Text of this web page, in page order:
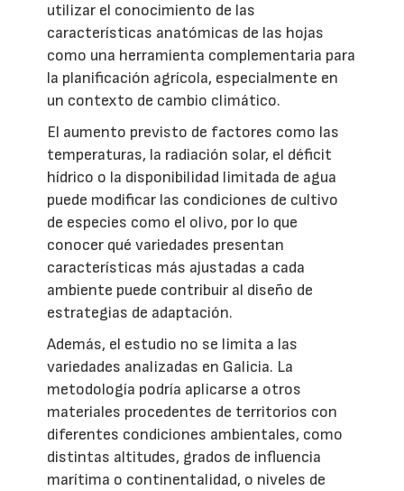
utilizar el conocimiento de las
características anatómicas de las hojas
como una herramienta complementaria para
la planificación agrícola, especialmente en
un contexto de cambio climático.
El aumento previsto de factores como las
temperaturas, la radiación solar, el déficit
hídrico o la disponibilidad limitada de agua
puede modificar las condiciones de cultivo
de especies como el olivo, por lo que
conocer qué variedades presentan
características más ajustadas a cada
ambiente puede contribuir al diseño de
estrategias de adaptación.
Además, el estudio no se limita a las
variedades analizadas en Galicia. La
metodología podría aplicarse a otros
materiales procedentes de territorios con
diferentes condiciones ambientales, como
distintas altitudes, grados de influencia
marítima o continentalidad, o niveles de